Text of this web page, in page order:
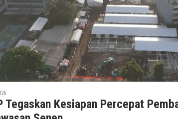
Tegaskan Kesiapan Percepat